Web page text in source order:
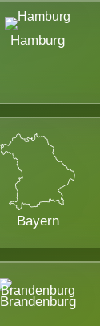
Hamburg
Bayern
Brandenburg